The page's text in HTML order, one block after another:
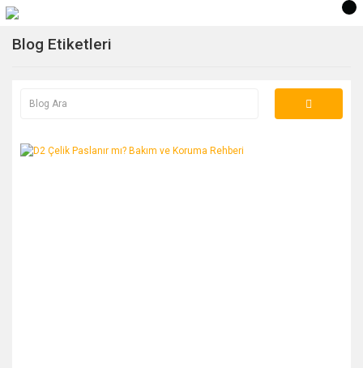
Blog Etiketleri